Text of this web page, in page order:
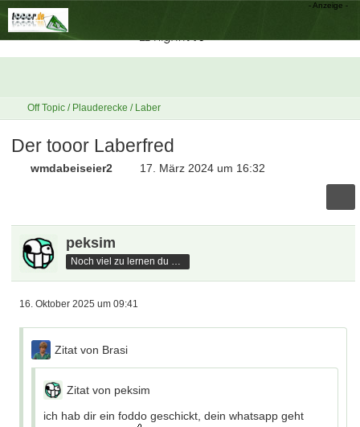
Off Topic / Plauderecke / Laber
Der tooor Laberfred
wmdabeiseier2 17. März 2024 um 16:32
peksim
16. Oktober 2025 um 09:41
Zitat von Brasi
Zitat von peksim
ich hab dir ein foddo geschickt, dein whatsapp geht